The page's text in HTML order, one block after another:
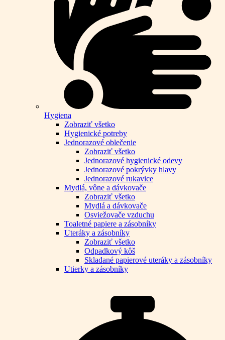
Hygiena
Zobraziť všetko
Hygienické potreby
Jednorazové oblečenie
Zobraziť všetko
Jednorazové hygienické odevy
Jednorazové pokrývky hlavy
Jednorazové rukavice
Mydlá, vône a dávkovače
Zobraziť všetko
Mydlá a dávkovače
Osviežovače vzduchu
Toaletné papiere a zásobníky
Uteráky a zásobníky
Zobraziť všetko
Odpadkový kôš
Skladané papierové uteráky a zásobníky
Utierky a zásobníky